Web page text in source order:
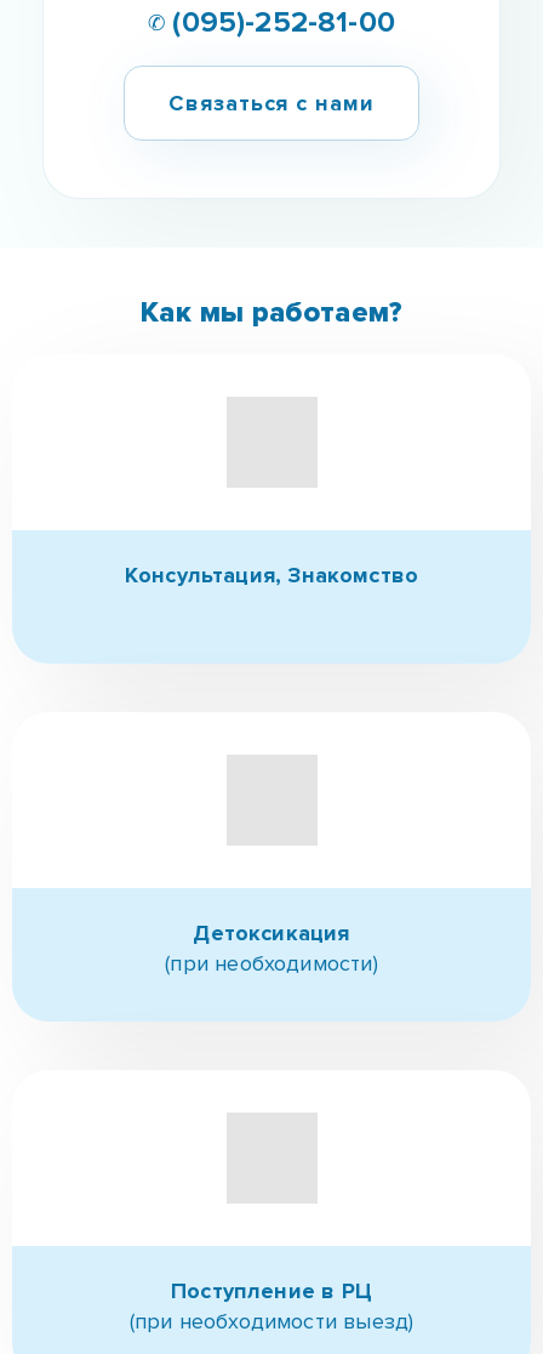
✆ (095)-252-81-00
Связаться с нами
Как мы работаем?
Консультация, Знакомство
Детоксикация
(при необходимости)
Поступление в РЦ
(при необходимости выезд)